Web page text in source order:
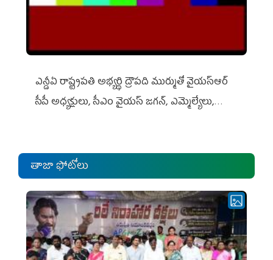
ఎన్డీఏ రాష్ట్ర‌ప‌తి అభ్య‌ర్థి ద్రౌప‌ది ముర్ముతో వైయ‌స్ఆర్
సీపీ అధ్య‌క్షులు, సీఎం వైయ‌స్ జ‌గ‌న్, ఎమ్మెల్యేలు,
తాజా ఫోటోలు